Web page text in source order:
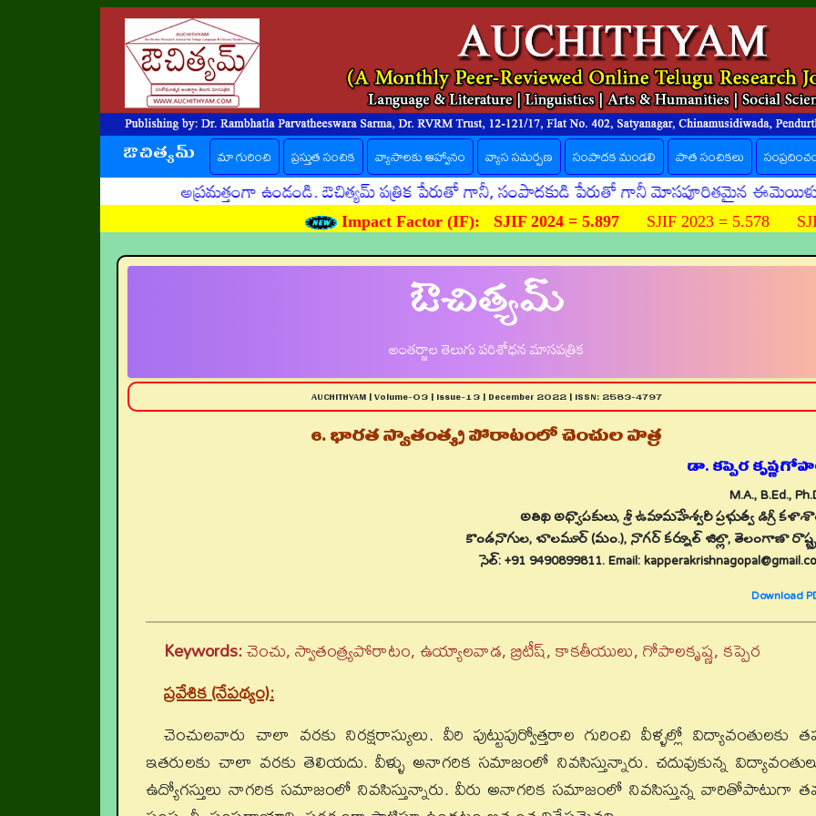
ఔచిత్యమ్ మా గురించి ప్రస్తుత సంచిక (current)
వ్యాసాలకు ఆహ్వానం వ్యాస సమర్పణ సంపాదక మండలి పాత సంచికలు
అప్రమత్తంగా ఉండండి. ఔచిత్యమ్ పత్రిక పేరుతో గానీ, సంపాదకుడి పేరుతో గానీ మోసపూరితమైన ఈమెయిళ్ళు,
Impact Factor (IF): SJIF 2024 = 5.897SJIF 2023 = 5.578 SJIF
ఔచిత్యమ్
అంతర్జాల తెలుగు పరిశోధన మాసపత్రిక
AUCHITHYAM | Volume-03 | Issue-13 | December 2022 | ISSN: 2583-4797
6. భారత స్వాతంత్య్ర పోరాటంలో చెంచుల పాత్ర
డా. కప్పెర
M.A., B.Ed.,
అతిథి అధ్యాపకులు, శ్రీ ఉమామహేశ్వరీ ప్రభుత్వ డిగ్రీ
కొండనాగుల, బాలమూర్ (మం.), నాగర్ కర్నూల్ జిల్లా, తెలంగాణా
సెల్: +91 9490899811. Email:
Download
Keywords:చెంచు, స్వాతంత్య్రపోరాటం, ఉయ్యాలవాడ, బ్రిటీష్, కాకతీయులు, గోపాలకృష్ణ, కప్పెర
ప్రవేశిక (నేపథ్యం):
చెంచులవారు చాలా వరకు నిరక్షరాస్యులు. వీరి పుట్టుపుర్వోత్తరాల గురించి వీళ్ళల్లో విద్యావంతులకు
ఇతరులకు చాలా వరకు తెలియదు. వీళ్ళు అనాగరిక సమాజంలో నివసిస్తున్నారు. చదువుకున్న
ఉద్యోగస్తులు నాగరిక సమాజంలో నివసిస్తున్నారు. వీరు అనాగరిక సమాజంలో నివసిస్తున్న వారితోపాటుగా